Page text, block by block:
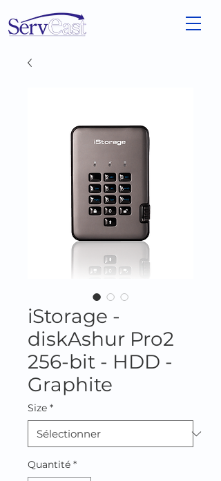
iStorage -
diskAshur Pro2
256-bit - HDD -
Graphite
Size *
Quantité *